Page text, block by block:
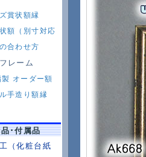
賞状額縁
額（別寸対応
合わせ方
レーム
オーダー額
手造り額縁
･付属品
（化粧台紙